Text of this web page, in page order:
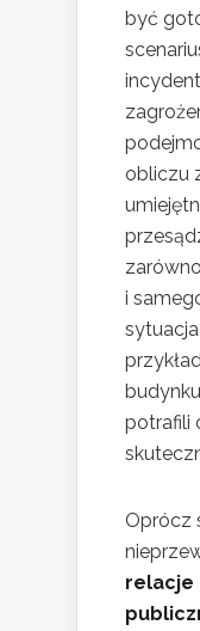
być
obliczu
i
potrafili
Oprócz
relacje